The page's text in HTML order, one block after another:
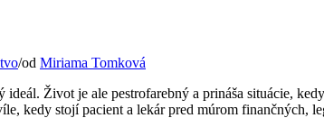
/od Miriama Tomková
Život je ale pestrofarebný a prináša situácie,
kedy stojí pacient a lekár pred múrom finančných,